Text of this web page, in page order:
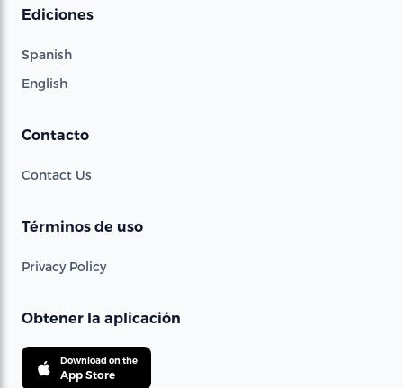
Ediciones
Spanish
English
Contacto
Contact Us
Términos de uso
Privacy Policy
Obtener la aplicación
Download on the
App Store